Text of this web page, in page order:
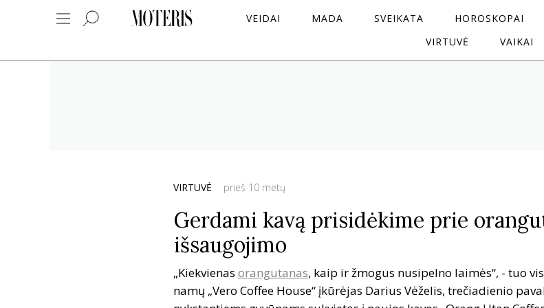
VEIDAI MADA SVEIKATA HOROSKOPAI
VIRTUVĖ
VAIKAI
VIRTUVĖ prieš 10 metų
Gerdami kavą prisidėkime prie
išsaugojimo
„Kiekvienas orangutanas, kaip ir žmogus nusipelno laimės“, - tuo
namų „Vero Coffee House“ įkūrėjas Darius Vėželis, trečiadienio